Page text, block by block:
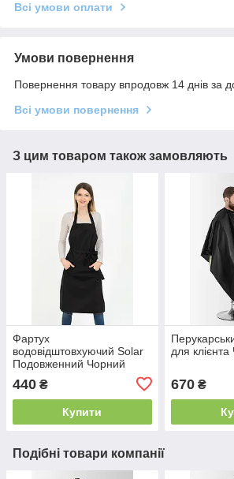
Всі умови оплати
Умови повернення
Повернення товару впродовж 14 днів за
Всі умови повернення
З цим товаром також замовляють
Фартух
водовідштовхуючий Solar
Подовженний Чорний
440 ₴
Купити
для
670₴
Подібні товари компанії